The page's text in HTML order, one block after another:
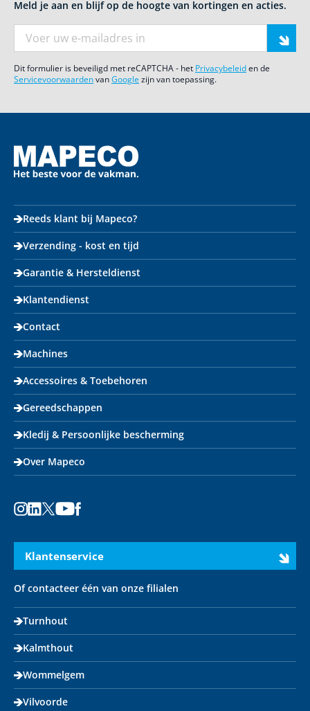
Meld je aan en blijf op de hoogte van kortingen en acties.
Dit formulier is beveiligd met reCAPTCHA - het Privacybeleiden de
ServicevoorwaardenvanGoogle zijn van toepassing.
Reeds klant bij Mapeco?
Verzending - kost en tijd
Garantie & Hersteldienst
Klantendienst
Contact
Machines
Accessoires & Toebehoren
Gereedschappen
Kledij & Persoonlijke bescherming
Over Mapeco
Klantenservice
Of contacteer één van onze filialen
Turnhout
Kalmthout
Wommelgem
Vilvoorde